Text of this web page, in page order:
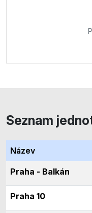
Seznam
Název
Praha - Balkán
Praha 10